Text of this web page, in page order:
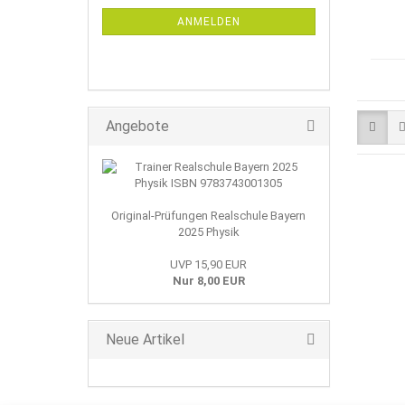
ANMELDEN
Angebote
Original-Prüfungen Realschule Bayern
2025 Physik
UVP 15,90 EUR
Nur 8,00 EUR
Neue Artikel